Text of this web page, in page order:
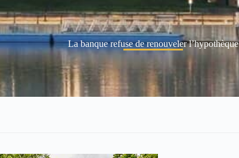
La banque refuse de renouveler l’hypothèque